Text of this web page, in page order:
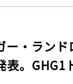
ー・ラン
表。GHG1